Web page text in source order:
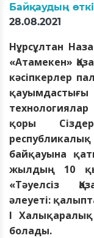
Байқаудың
28.08.2021
Нұрсұлтан
«Атамекен»
кәсіпкерлер
қоры
байқауына
жылдың 10
«Тәуелсіз
әлеуеті:
I
болады.